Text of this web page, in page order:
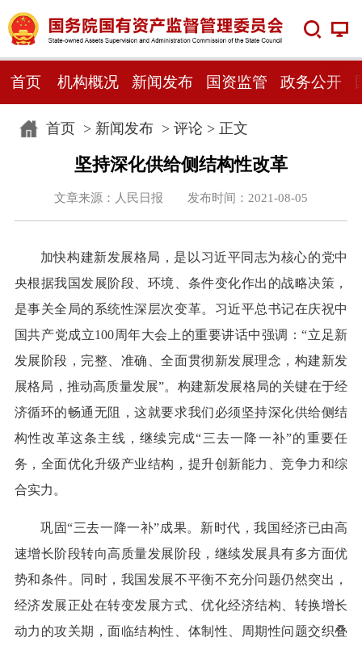
首页 机构概况 新闻发布 国资监管 政务公开
首页> 新闻发布> 评论 > 正文
坚持深化供给侧结构性改革
文章来源：人民日报 发布时间：2021-08-05
加快构建新发展格局，是以习近平同志为核心的党中
央根据我国发展阶段、环境、条件变化作出的战略决策，
是事关全局的系统性深层次变革。习近平总书记在庆祝中
国共产党成立100周年大会上的重要讲话中强调：“立足新
发展阶段，完整、准确、全面贯彻新发展理念，构建新发
展格局，推动高质量发展”。构建新发展格局的关键在于经
济循环的畅通无阻，这就要求我们必须坚持深化供给侧结
构性改革这条主线，继续完成“三去一降一补”的重要任
务，全面优化升级产业结构，提升创新能力、竞争力和综
合实力。
巩固“三去一降一补”成果。新时代，我国经济已由高
速增长阶段转向高质量发展阶段，继续发展具有多方面优
势和条件。同时，我国发展不平衡不充分问题仍然突出，
经济发展正处在转变发展方式、优化经济结构、转换增长
动力的攻关期，面临结构性、体制性、周期性问题交织叠